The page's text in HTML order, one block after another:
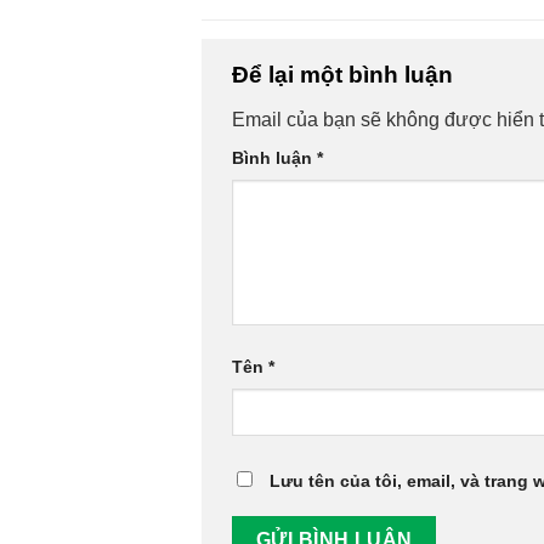
Để lại một bình luận
Email của bạn sẽ không được hiển
Bình luận*
Tên*
Lưu tên của tôi, email, và trang